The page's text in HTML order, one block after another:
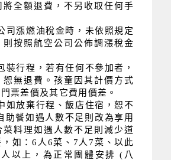
將全額退費，不另收取任何手
司漲燃油稅金時，未依照規定
則按照航空公司公佈調漲稅金
裝行程，若有任何不參加者，
恕無退費。孩童因其計價方式
票差價及其它費用價差 。
如放棄行程、飯店住宿，恕不
助餐如遇人數不足則改為享用
料理如遇人數不足則減少道
如：6人6菜、7人7菜、以此
以上，為正常團體安排 (八